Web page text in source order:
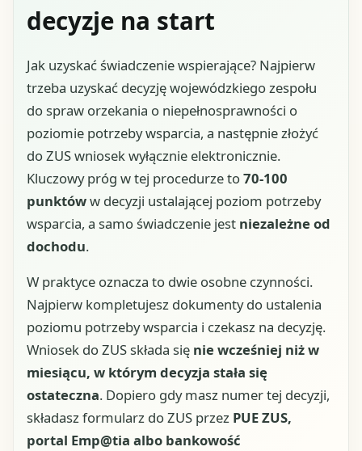
decyzje na start
Jak uzyskać świadczenie wspierające? Najpierw
trzeba uzyskać decyzję wojewódzkiego zespołu
do spraw orzekania o niepełnosprawności o
poziomie potrzeby wsparcia, a następnie złożyć
do ZUS wniosek wyłącznie elektronicznie.
Kluczowy próg w tej procedurze to70-100
punktóww decyzji ustalającej poziom potrzeby
wsparcia, a samo świadczenie jest niezależne od
dochodu.
W praktyce oznacza to dwie osobne czynności.
Najpierw kompletujesz dokumenty do ustalenia
poziomu potrzeby wsparcia i czekasz na decyzję.
Wniosek do ZUS składa się nie wcześniej niż w
miesiącu, w którym decyzja stała się
ostateczna. Dopiero gdy masz numer tej decyzji,
składasz formularz do ZUS przez PUE ZUS,
portal Emp@tia albo bankowość